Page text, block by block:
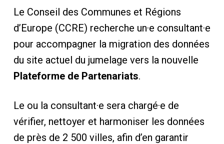
Le Conseil des Communes et Régions
d’Europe (CCRE) recherche un·e consultant·e
pour accompagner la migration des données
du site actuel du jumelage vers la nouvelle
Plateforme de Partenariats.
Le ou la consultant·e sera chargé·e de
vérifier, nettoyer et harmoniser les données
de près de 2 500 villes, afin d’en garantir